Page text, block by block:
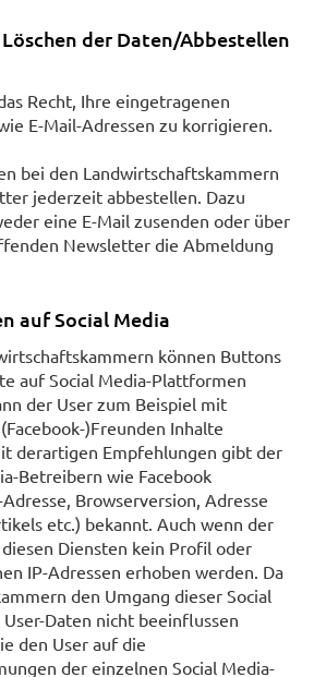
der Daten/Abbestellen
Recht, Ihre eingetragenen
E-Mail-Adressen zu korrigieren.
bei den Landwirtschaftskammern
jederzeit abbestellen. Dazu
eine E-Mail zusenden oder über
Newsletter die Abmeldung
auf Social Media
können Buttons
auf Social Media-Plattformen
der User zum Beispiel mit
)Freunden Inhalte
derartigen Empfehlungen gibt der
Betreibern wie Facebook
Browserversion, Adresse
etc.) bekannt. Auch wenn der
Diensten kein Profil oder
IP-Adressen erhoben werden. Da
den Umgang dieser Social
Daten nicht beeinflussen
den User auf die
der einzelnen Social Media-